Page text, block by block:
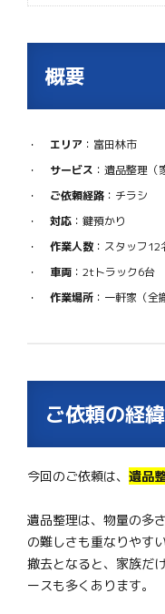
概要
エリア ：富田林市
サービス ：遺品整理（
ご依頼経路 ：チラシ
対応 ：鍵預かり
作業人数 ：スタッフ12
車両 ：2tトラック6台
作業場所 ：一軒家（全
ご依頼の経
今回のご依頼は、 遺品
遺品整理は、物量の多
の難しさも重なりやす
撤去となると、家族だ
ースも多くあります。